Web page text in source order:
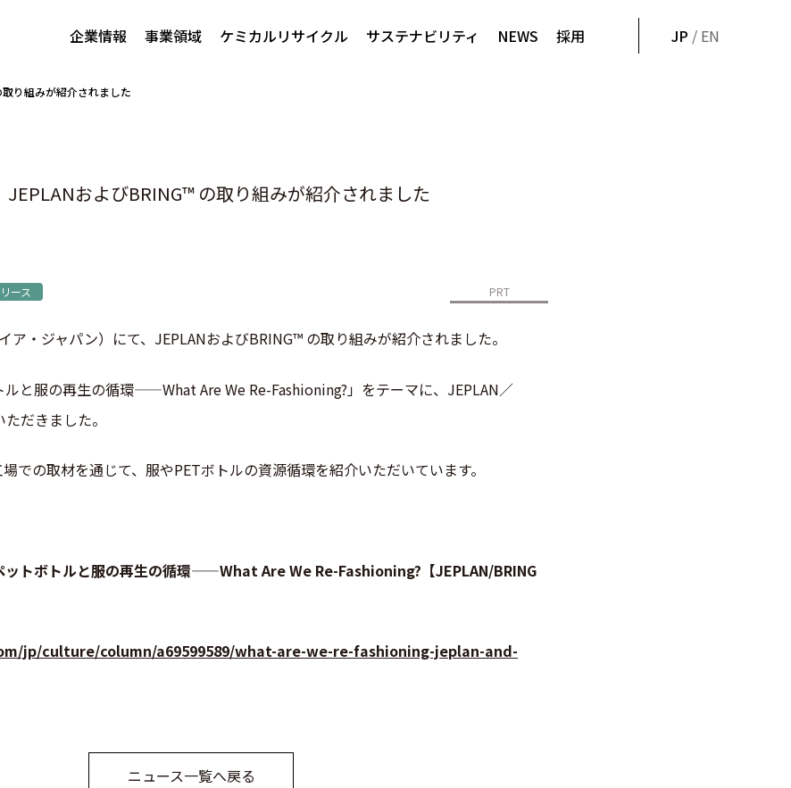
企業情報 事業領域 ケミカルリサイクル サステナビリティ NEWS 採用 JP / EN
り組みが紹介されました
およびBRING™ の取り組みが紹介されました
ース PRT
イア・ジャパン）にて、JEPLANおよびBRING™ の取り組みが紹介されました。
ルと服の再生の循環——What Are We Re-Fashioning?」をテーマに、 JEPLAN／
だきました。
での取材を通じて、服やPETボトルの資源循環を紹介いただいています。
ットボトルと服の再生の循環——What Are We Re-Fashioning?【JEPLAN/BRING
jp/culture/column/a69599589/what-are-we-re-fashioning-jeplan-and-
ニュース一覧へ戻る